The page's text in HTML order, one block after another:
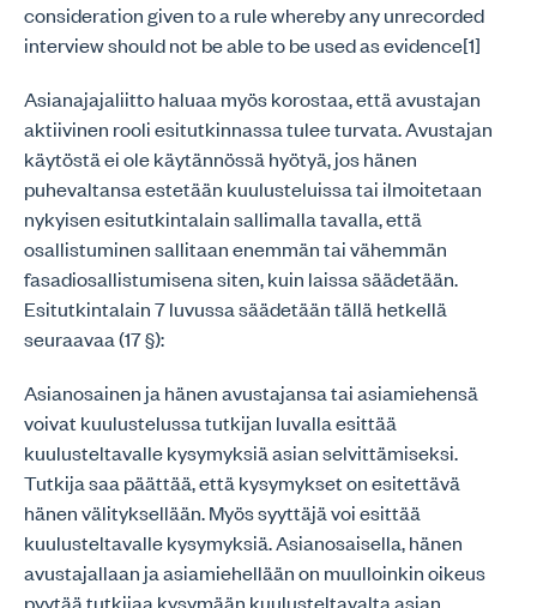
consideration given to a rule whereby any unrecorded
interview should not be able to be used as evidence[1]
Asianajajaliitto haluaa myös korostaa, että avustajan
aktiivinen rooli esitutkinnassa tulee turvata. Avustajan
käytöstä ei ole käytännössä hyötyä, jos hänen
puhevaltansa estetään kuulusteluissa tai ilmoitetaan
nykyisen esitutkintalain sallimalla tavalla, että
osallistuminen sallitaan enemmän tai vähemmän
fasadiosallistumisena siten, kuin laissa säädetään.
Esitutkintalain 7 luvussa säädetään tällä hetkellä
seuraavaa (17 §):
Asianosainen ja hänen avustajansa tai asiamiehensä
voivat kuulustelussa tutkijan luvalla esittää
kuulusteltavalle kysymyksiä asian selvittämiseksi.
Tutkija saa päättää, että kysymykset on esitettävä
hänen välityksellään. Myös syyttäjä voi esittää
kuulusteltavalle kysymyksiä. Asianosaisella, hänen
avustajallaan ja asiamiehellään on muulloinkin oikeus
pyytää tutkijaa kysymään kuulusteltavalta asian